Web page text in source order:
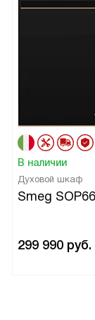
В наличии
Духовой шкаф
Smeg
299 990 руб.